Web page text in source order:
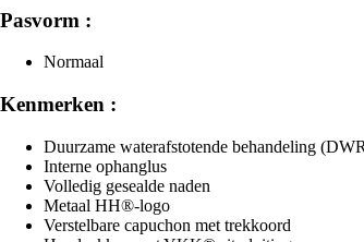
Pasvorm :
Normaal
Kenmerken :
Duurzame waterafstotende behandeling
Interne ophanglus
Volledig gesealde naden
Metaal HH®-logo
Verstelbare capuchon met trekkoord